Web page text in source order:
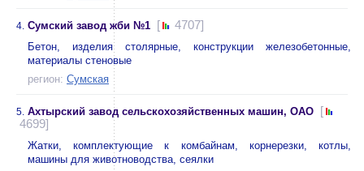
4. Сумский завод жби №1 [ 4707]
Бетон, изделия столярные, конструкции железобетонные,
материалы стеновые
регион: Сумская
5. Ахтырский завод сельскохозяйственных машин, ОАО
[
4699]
Жатки, комплектующие к комбайнам, корнерезки, котлы,
машины для животноводства, сеялки